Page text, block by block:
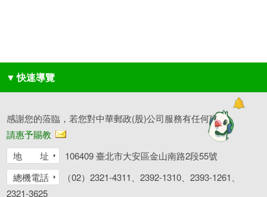
▼ 快速導覽
感謝您的蒞臨，若您對中華郵政(股)公司服務有任何建議，
請惠予賜教
地 址
106409 臺北市大安區金山南路2段55號
總機電話
（02）2321-4311、2392-1310、2393-1261、
2321-3625